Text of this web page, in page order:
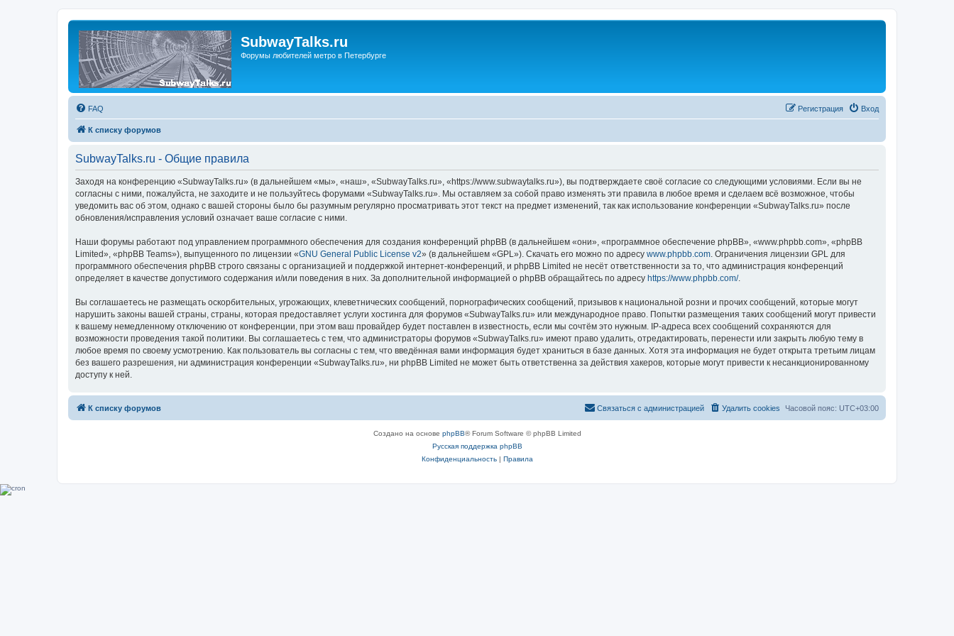
SubwayTalks.ru
Форумы любителей метро в Петербурге
FAQ Вход
Регистрация
К списку форумов
SubwayTalks.ru - Общие правила
Заходя на конференцию «SubwayTalks.ru» (в дальнейшем «мы», «наш», «SubwayTalks.ru», «https://www.subwaytalks.ru»), вы подтверждаете своё согласие со следующими условиями. Если вы не
согласны с ними, пожалуйста, не заходите и не пользуйтесь форумами «SubwayTalks.ru». Мы оставляем за собой право изменять эти правила в любое время и сделаем всё возможное, чтобы
уведомить вас об этом, однако с вашей стороны было бы разумным регулярно просматривать этот текст на предмет изменений, так как использование конференции «SubwayTalks.ru» после
обновления/исправления условий означает ваше согласие с ними.
Наши форумы работают под управлением программного обеспечения для создания конференций phpBB (в дальнейшем «они», «программное обеспечение phpBB», «www.phpbb.com», «phpBB
Limited», «phpBB Teams»), выпущенного по лицензии «GNU General Public License v2» (в дальнейшем «GPL»). Скачать его можно по адресу www.phpbb.com. Ограничения лицензии GPL для
программного обеспечения phpBB строго связаны с организацией и поддержкой интернет-конференций, и phpBB Limited не несёт ответственности за то, что администрация конференций
определяет в качестве допустимого содержания и/или поведения в них. За дополнительной информацией о phpBB обращайтесь по адресу https://www.phpbb.com/.
Вы соглашаетесь не размещать оскорбительных, угрожающих, клеветнических сообщений, порнографических сообщений, призывов к национальной розни и прочих сообщений, которые могут
нарушить законы вашей страны, страны, которая предоставляет услуги хостинга для форумов «SubwayTalks.ru» или международное право. Попытки размещения таких сообщений могут привести
к вашему немедленному отключению от конференции, при этом ваш провайдер будет поставлен в известность, если мы сочтём это нужным. IP-адреса всех сообщений сохраняются для
возможности проведения такой политики. Вы соглашаетесь с тем, что администраторы форумов «SubwayTalks.ru» имеют право удалить, отредактировать, перенести или закрыть любую тему в
любое время по своему усмотрению. Как пользователь вы согласны с тем, что введённая вами информация будет храниться в базе данных. Хотя эта информация не будет открыта третьим лицам
без вашего разрешения, ни администрация конференции «SubwayTalks.ru», ни phpBB Limited не может быть ответственна за действия хакеров, которые могут привести к несанкционированному
доступу к ней.
К списку форумов Часовой пояс: UTC+03:00
Удалить cookies
Связаться с администрацией
Создано на основе phpBB® Forum Software © phpBB Limited
Русская поддержка phpBB
Конфиденциальность| Правила